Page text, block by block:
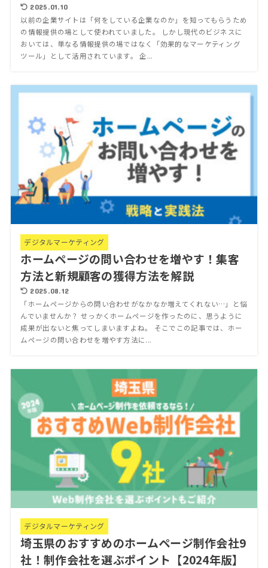
2025.01.10
以前の企業サイトは「何をしている企業なのか」を知ってもらうため
の情報提供の場として使われていました。 しかし現代のビジネスに
おいては、単なる情報提供の場ではなく「効果的なマーケティング
ツール」として活用されています。 企...
デジタルマーケティング
ホームページの問い合わせを増やす！集客
方法と新規顧客の獲得方法を解説
2025.08.12
「ホームページからの問い合わせがなかなか増えてくれない…」と悩
んでいませんか？ せっかくホームページを作ったのに、思うように
成果が出ないと焦ってしまいますよね。 そこでこの記事では、ホー
ムページの問い合わせを増やす方法に...
デジタルマーケティング
埼玉県のおすすめのホームページ制作会社9
社！制作会社を選ぶポイント【2024年版】